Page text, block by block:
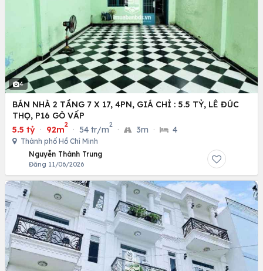
4
BÁN NHÀ 2 TẦNG 7 X 17, 4PN, GIÁ CHỈ : 5.5 TỶ, LÊ ĐÚC
THỌ, P16 GÒ VẤP
5.5 tỷ · 92m
2
· 54 tr/m
2
· 3m · 4
Thành phố Hồ Chí Minh
Nguyễn Thành Trung
Đăng 11/06/2026